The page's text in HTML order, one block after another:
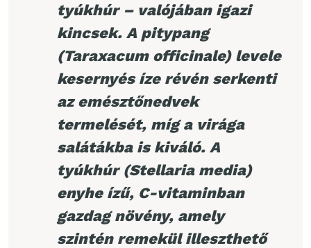
tyúkhúr – valójában igazi
kincsek. A pitypang
(Taraxacum officinale) levele
kesernyés íze révén serkenti
az emésztőnedvek
termelését, míg a virága
salátákba is kiváló. A
tyúkhúr (Stellaria media)
enyhe ízű, C-vitaminban
gazdag növény, amely
szintén remekül illeszthető